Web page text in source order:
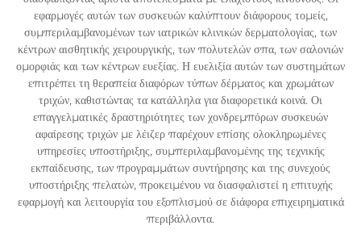
εφαρμογές αυτών των συσκευών καλύπτουν διάφορους τομείς,
συμπεριλαμβανομένων των ιατρικών κλινικών δερματολογίας, των
κέντρων αισθητικής χειρουργικής, των πολυτελών σπα, των σαλονιών
ομορφιάς και των κέντρων ευεξίας. Η ευελιξία αυτών των συστημάτων
επιτρέπει τη θεραπεία διαφόρων τύπων δέρματος και χρωμάτων
τριχών, καθιστώντας τα κατάλληλα για διαφορετικά κοινά. Οι
επαγγελματικές δραστηριότητες των χονδρεμπόρων συσκευών
αφαίρεσης τριχών με λέιζερ παρέχουν επίσης ολοκληρωμένες
υπηρεσίες υποστήριξης, συμπεριλαμβανομένης της τεχνικής
εκπαίδευσης, των προγραμμάτων συντήρησης και της συνεχούς
υποστήριξης πελατών, προκειμένου να διασφαλιστεί η επιτυχής
εφαρμογή και λειτουργία του εξοπλισμού σε διάφορα επιχειρηματικά
περιβάλλοντα.